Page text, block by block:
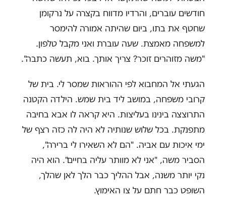
חודשים עוברים, והרדיו מדווח בקצרה על נרקומן
שחטף את בתו, ביום שהיתה אמורה להימסר
למשפחה מאמצת. שעה עוברת ואני מקבל טלפון.
"משה מזוהרים זוכר? צריך אותך. בוא, תעשה כתבה".
הגעתי אל המחבוא לפי ההוראות שמסר לי. בית של
קרובי משפחה, במושב ליד בית שמש. הילדה הקטנה
התרוצצה בינינו בעליצות. היא קראה לו אבא בחיבה
מתפנקת. בכל שלוש שנותיה לא היה לה כזה רצף של
ימי איכות עם אביה. "הם לא השאירו לי ברירה",
הסביר משה, "אני לא מוותר עליה בחיים". הוא היה
נקי יותר משנה, אבל ההליך כבר הלך לאן שהלך,
השופט כבר חתם על צו האימוץ.